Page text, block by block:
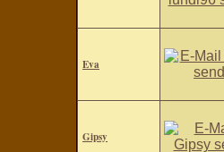
Eva
Gipsy